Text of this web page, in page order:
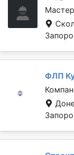
Мастер
ФЛП